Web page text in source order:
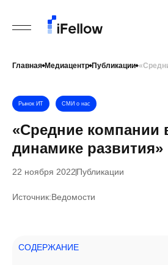
Главная Медиацентр Публикации
«Средние компании
динамике развития»
Рынок ИТ СМИ о нас
22 ноября 2022Публикации
Источник:Ведомости
СОДЕРЖАНИЕ